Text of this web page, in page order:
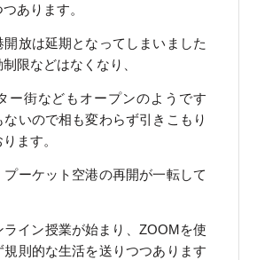
あります。
放は延期となってしまいました
限などはなくなり、
ー街などもオープンのようです
いので相も変わらず引きこもり
ます。
プーケット空港の再開が一転して
イン授業が始まり、ZOOMを使
規則的な生活を送りつつあります